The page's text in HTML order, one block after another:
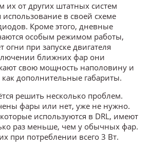
от других штатных систем
в своей схеме
Кроме этого, дневные
особым режимом работы,
при запуске двигателя
ближних фар они
свою мощность наполовину и
дополнительные габариты.
решить несколько проблем.
фары или нет, уже не нужно.
используются в DRL, имеют
раз меньше, чем у обычных фар.
при потреблении всего 3 Вт.